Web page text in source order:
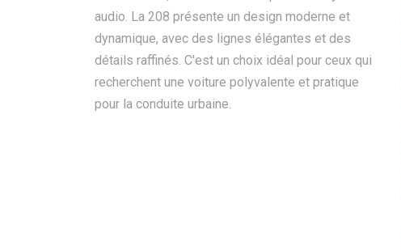
audio. La 208 présente un design moderne et
dynamique, avec des lignes élégantes et des
détails raffinés. C'est un choix idéal pour ceux qui
recherchent une voiture polyvalente et pratique
pour la conduite urbaine.